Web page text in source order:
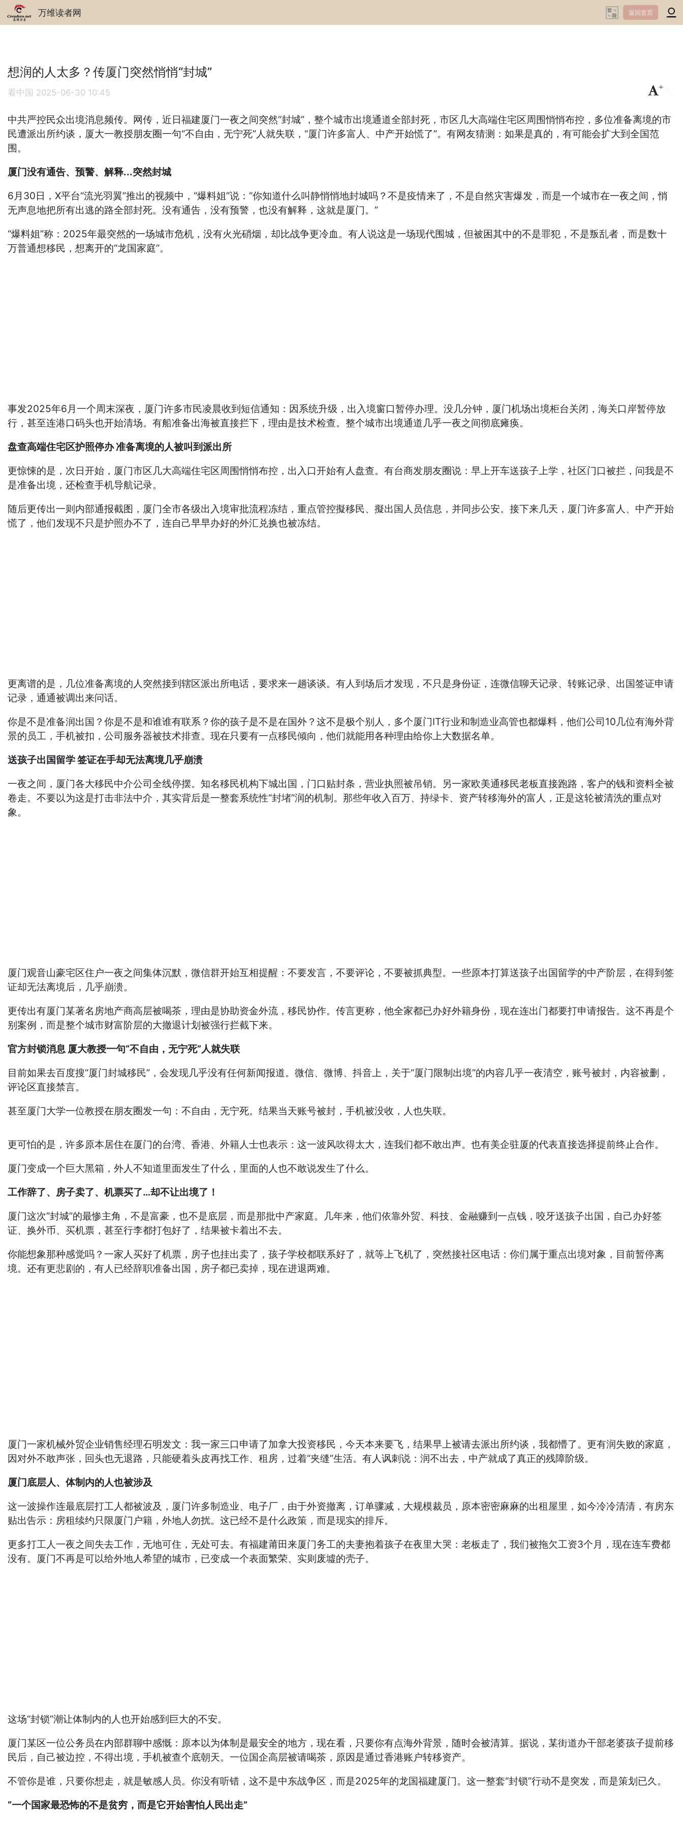
万维读者网 返回首页
想润的人太多？传厦门突然悄悄“封城”
看中国 2025-06-30 10:45
+
中共严控民众出境消息频传。网传，近日福建厦门一夜之间突然“封城”，整个城市出境通道全部封死，市区几大高端住宅区周围悄悄布控，多位准备离境的市
民遭派出所约谈，厦大一教授朋友圈一句“不自由，无宁死”人就失联，“厦门许多富人、中产开始慌了”。有网友猜测：如果是真的，有可能会扩大到全国范
围。
厦门没有通告、预警、解释...突然封城
6月30日，X平台“流光羽翼”推出的视频中，“爆料姐”说：“你知道什么叫静悄悄地封城吗？不是疫情来了，不是自然灾害爆发，而是一个城市在一夜之间，悄
无声息地把所有出逃的路全部封死。没有通告，没有预警，也没有解释，这就是厦门。”
“爆料姐”称：2025年最突然的一场城市危机，没有火光硝烟，却比战争更冷血。有人说这是一场现代围城，但被困其中的不是罪犯，不是叛乱者，而是数十
万普通想移民，想离开的“龙国家庭”。
事发2025年6月一个周末深夜，厦门许多市民凌晨收到短信通知：因系统升级，出入境窗口暂停办理。没几分钟，厦门机场出境柜台关闭，海关口岸暂停放
行，甚至连港口码头也开始清场。有船准备出海被直接拦下，理由是技术检查。整个城市出境通道几乎一夜之间彻底瘫痪。
盘查高端住宅区护照停办 准备离境的人被叫到派出所
更惊悚的是，次日开始，厦门市区几大高端住宅区周围悄悄布控，出入口开始有人盘查。有台商发朋友圈说：早上开车送孩子上学，社区门口被拦，问我是不
是准备出境，还检查手机导航记录。
随后更传出一则内部通报截图，厦门全市各级出入境审批流程冻结，重点管控擬移民、擬出国人员信息，并同步公安。接下来几天，厦门许多富人、中产开始
慌了，他们发现不只是护照办不了，连自己早早办好的外汇兑换也被冻结。
更离谱的是，几位准备离境的人突然接到辖区派出所电话，要求来一趟谈谈。有人到场后才发现，不只是身份证，连微信聊天记录、转账记录、出国签证申请
记录，通通被调出来问话。
你是不是准备润出国？你是不是和谁谁有联系？你的孩子是不是在国外？这不是极个别人，多个厦门IT行业和制造业高管也都爆料，他们公司10几位有海外背
景的员工，手机被扣，公司服务器被技术排查。现在只要有一点移民倾向，他们就能用各种理由给你上大数据名单。
送孩子出国留学 签证在手却无法离境几乎崩溃
一夜之间，厦门各大移民中介公司全线停摆。知名移民机构下城出国，门口贴封条，营业执照被吊销。另一家欧美通移民老板直接跑路，客户的钱和资料全被
卷走。不要以为这是打击非法中介，其实背后是一整套系统性“封堵”润的机制。那些年收入百万、持绿卡、资产转移海外的富人，正是这轮被清洗的重点对
象。
厦门观音山豪宅区住户一夜之间集体沉默，微信群开始互相提醒：不要发言，不要评论，不要被抓典型。一些原本打算送孩子出国留学的中产阶层，在得到签
证却无法离境后，几乎崩溃。
更传出有厦门某著名房地产商高层被喝茶，理由是协助资金外流，移民协作。传言更称，他全家都已办好外籍身份，现在连出门都要打申请报告。这不再是个
别案例，而是整个城市财富阶层的大撤退计划被强行拦截下来。
官方封锁消息 厦大教授一句“不自由，无宁死”人就失联
目前如果去百度搜“厦门封城移民”，会发现几乎没有任何新闻报道。微信、微博、抖音上，关于“厦门限制出境”的内容几乎一夜清空，账号被封，内容被删，
评论区直接禁言。
甚至厦门大学一位教授在朋友圈发一句：不自由，无宁死。结果当天账号被封，手机被没收，人也失联。
更可怕的是，许多原本居住在厦门的台湾、香港、外籍人士也表示：这一波风吹得太大，连我们都不敢出声。也有美企驻厦的代表直接选择提前终止合作。
厦门变成一个巨大黑箱，外人不知道里面发生了什么，里面的人也不敢说发生了什么。
工作辞了、房子卖了、机票买了…却不让出境了！
厦门这次“封城”的最惨主角，不是富豪，也不是底层，而是那批中产家庭。几年来，他们依靠外贸、科技、金融赚到一点钱，咬牙送孩子出国，自己办好签
证、换外币、买机票，甚至行李都打包好了，结果被卡着出不去。
你能想象那种感觉吗？一家人买好了机票，房子也挂出卖了，孩子学校都联系好了，就等上飞机了，突然接社区电话：你们属于重点出境对象，目前暂停离
境。还有更悲剧的，有人已经辞职准备出国，房子都已卖掉，现在进退两难。
厦门一家机械外贸企业销售经理石明发文：我一家三口申请了加拿大投资移民，今天本来要飞，结果早上被请去派出所约谈，我都懵了。更有润失败的家庭，
因对外不敢声张，回头也无退路，只能硬着头皮再找工作、租房，过着“夹缝”生活。有人讽刺说：润不出去，中产就成了真正的残障阶级。
厦门底层人、体制内的人也被涉及
这一波操作连最底层打工人都被波及，厦门许多制造业、电子厂，由于外资撤离，订单骤减，大规模裁员，原本密密麻麻的出租屋里，如今冷冷清清，有房东
贴出告示：房租续约只限厦门户籍，外地人勿扰。这已经不是什么政策，而是现实的排斥。
更多打工人一夜之间失去工作，无地可住，无处可去。有福建莆田来厦门务工的夫妻抱着孩子在夜里大哭：老板走了，我们被拖欠工资3个月，现在连车费都
没有。厦门不再是可以给外地人希望的城市，已变成一个表面繁荣、实则废墟的壳子。
这场“封锁”潮让体制内的人也开始感到巨大的不安。
厦门某区一位公务员在内部群聊中感慨：原本以为体制是最安全的地方，现在看，只要你有点海外背景，随时会被清算。据说，某街道办干部老婆孩子提前移
民后，自己被边控，不得出境，手机被查个底朝天。一位国企高层被请喝茶，原因是通过香港账户转移资产。
不管你是谁，只要你想走，就是敏感人员。你没有听错，这不是中东战争区，而是2025年的龙国福建厦门。这一整套“封锁”行动不是突发，而是策划已久。
“一个国家最恐怖的不是贫穷，而是它开始害怕人民出走”